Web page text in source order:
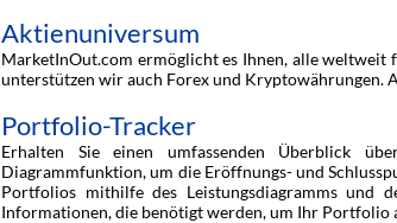
Aktienuniversum
MarketInOut.com ermöglicht es Ihnen, alle
unterstützen wir auch Forex und Kryptowährungen.
Portfolio-Tracker
Erhalten Sie einen umfassenden Überblick
Diagrammfunktion, um die Eröffnungs- und
Portfolios mithilfe des Leistungsdiagramms und
Informationen, die benötigt werden, um Ihr Portfolio